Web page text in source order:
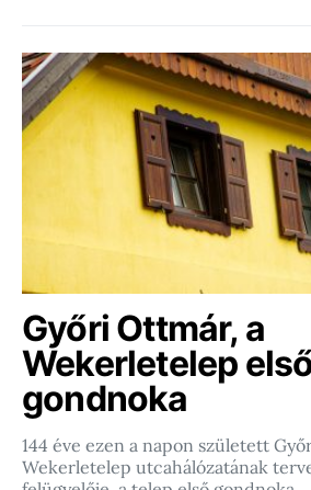
Győri Ottmár, a
Wekerletelep
gondnoka
144 éve ezen a napon született
Wekerletelep utcahálózatának